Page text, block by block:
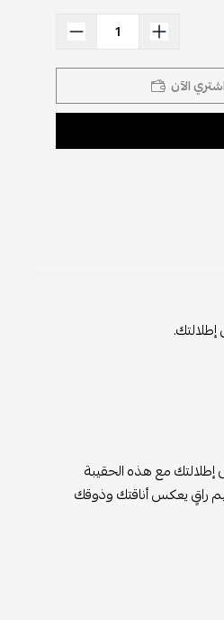
اشتري الآن
مع هذه الحقيبة
راقٍ يعكس أناقتك وذوقك